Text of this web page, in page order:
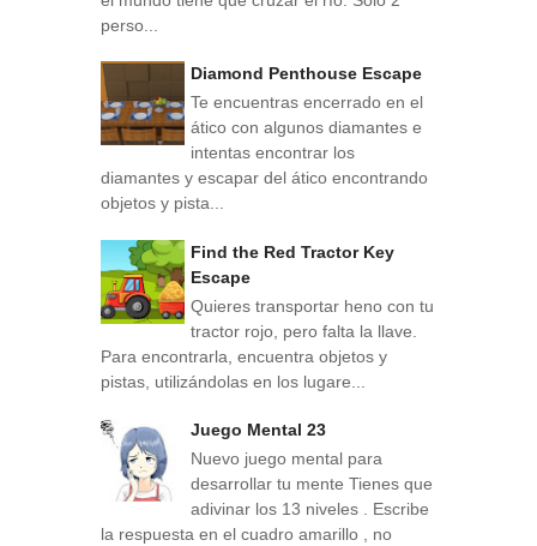
perso...
Diamond Penthouse Escape
Te encuentras encerrado en el
ático con algunos diamantes e
intentas encontrar los
diamantes y escapar del ático encontrando
objetos y pista...
Find the Red Tractor Key
Escape
Quieres transportar heno con tu
tractor rojo, pero falta la llave.
Para encontrarla, encuentra objetos y
pistas, utilizándolas en los lugare...
Juego Mental 23
Nuevo juego mental para
desarrollar tu mente Tienes que
adivinar los 13 niveles . Escribe
la respuesta en el cuadro amarillo , no